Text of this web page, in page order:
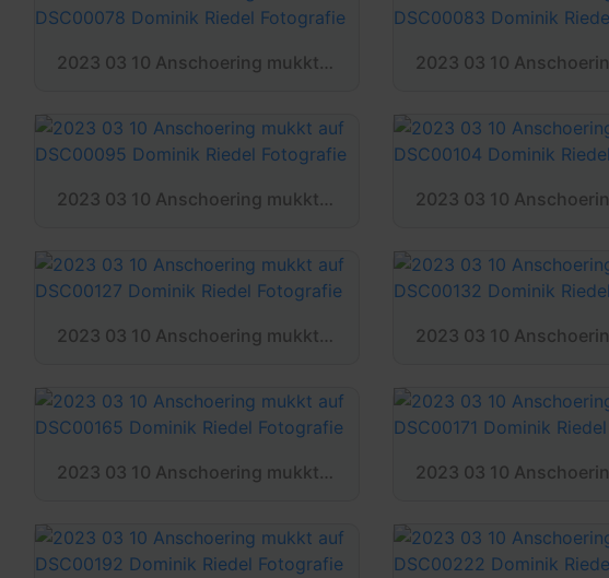
2023 03 10 Anschoering mukkt auf DSC00078 Dominik Riedel Fotografie
2023 03 10 Anschoering mukkt auf DSC00095 Dominik Riedel Fotografie
2023 03 10 Anschoering mukkt auf DSC00127 Dominik Riedel Fotografie
2023 03 10 Anschoering mukkt auf DSC00165 Dominik Riedel Fotografie